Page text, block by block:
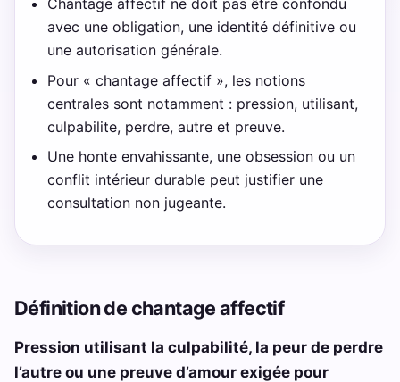
Chantage affectif ne doit pas être confondu
avec une obligation, une identité définitive ou
une autorisation générale.
Pour « chantage affectif », les notions
centrales sont notamment : pression, utilisant,
culpabilite, perdre, autre et preuve.
Une honte envahissante, une obsession ou un
conflit intérieur durable peut justifier une
consultation non jugeante.
Définition de chantage affectif
Pression utilisant la culpabilité, la peur de perdre
l’autre ou une preuve d’amour exigée pour